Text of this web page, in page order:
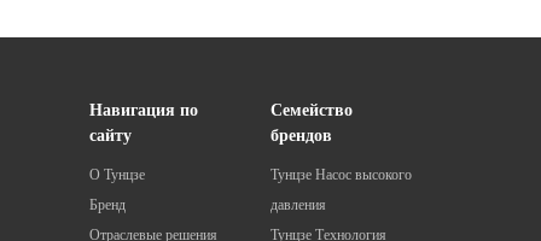
Навигация по
сайту
О Тунцзе
Бренд
Отраслевые решения
Семейство
брендов
Тунцзе Насос высокого
давления
Тунцзе Технология